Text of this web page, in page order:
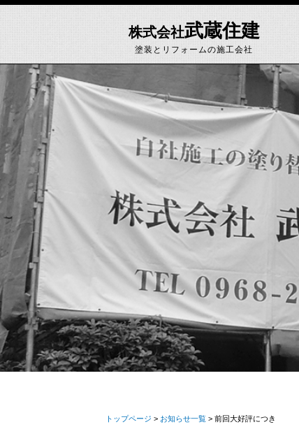
塗装とリフォームの施工会社
株式会社武蔵住建
トップページ > お知らせ一覧 > 前回大好評につき